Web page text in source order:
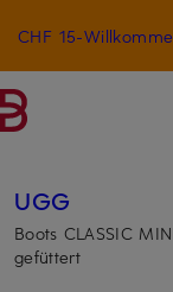
ZUM HAUPTINHALT
CHF 15-
UGG
Boots CLASSIC
gefüttert